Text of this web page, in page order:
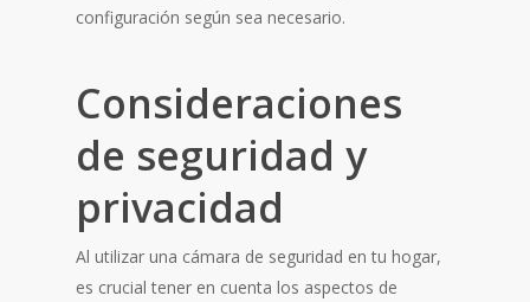
configuración según sea necesario.
Consideraciones
de seguridad y
privacidad
Al utilizar una cámara de seguridad en tu hogar,
es crucial tener en cuenta los aspectos de